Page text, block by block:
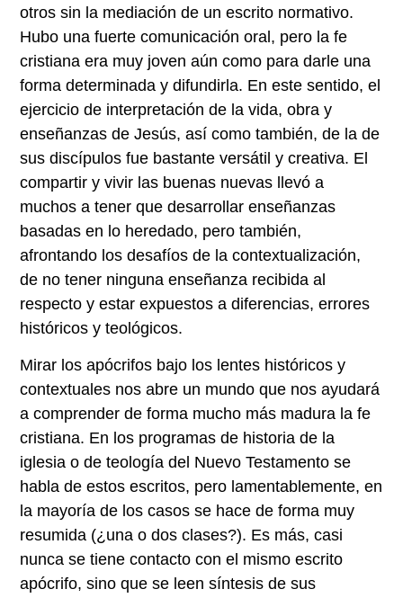
otros sin la mediación de un escrito normativo.
Hubo una fuerte comunicación oral, pero la fe
cristiana era muy joven aún como para darle una
forma determinada y difundirla. En este sentido, el
ejercicio de interpretación de la vida, obra y
enseñanzas de Jesús, así como también, de la de
sus discípulos fue bastante versátil y creativa. El
compartir y vivir las buenas nuevas llevó a
muchos a tener que desarrollar enseñanzas
basadas en lo heredado, pero también,
afrontando los desafíos de la contextualización,
de no tener ninguna enseñanza recibida al
respecto y estar expuestos a diferencias, errores
históricos y teológicos.
Mirar los apócrifos bajo los lentes históricos y
contextuales nos abre un mundo que nos ayudará
a comprender de forma mucho más madura la fe
cristiana. En los programas de historia de la
iglesia o de teología del Nuevo Testamento se
habla de estos escritos, pero lamentablemente, en
la mayoría de los casos se hace de forma muy
resumida (¿una o dos clases?). Es más, casi
nunca se tiene contacto con el mismo escrito
apócrifo, sino que se leen síntesis de sus